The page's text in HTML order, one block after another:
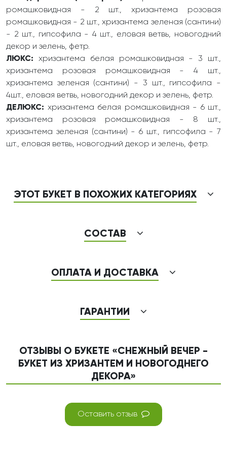
ромашковидная - 2 шт., хризантема розовая
ромашковидная - 2 шт., хризантема зеленая (сантини)
- 2 шт., гипсофила - 4 шт., еловая ветвь, новогодний
декор и зелень, фетр.
ЛЮКС: хризантема белая ромашковидная - 3 шт.,
хризантема розовая ромашковидная - 4 шт.,
хризантема зеленая (сантини) - 3 шт., гипсофила -
4шт., еловая ветвь, новогодний декор и зелень, фетр.
ДЕЛЮКС: хризантема белая ромашковидная - 6 шт.,
хризантема розовая ромашковидная - 8 шт.,
хризантема зеленая (сантини) - 6 шт., гипсофила - 7
шт., еловая ветвь, новогодний декор и зелень, фетр.
ЭТОТ БУКЕТ В ПОХОЖИХ КАТЕГОРИЯХ
СОСТАВ
ОПЛАТА И ДОСТАВКА
ГАРАНТИИ
ОТЗЫВЫ О БУКЕТЕ «СНЕЖНЫЙ ВЕЧЕР -
БУКЕТ ИЗ ХРИЗАНТЕМ И НОВОГОДНЕГО
ДЕКОРА»
Оставить отзыв